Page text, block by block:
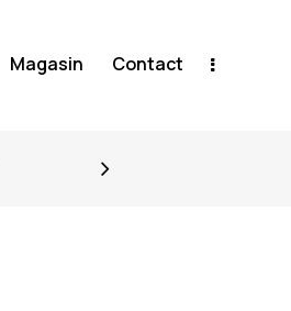
Magasin Contact